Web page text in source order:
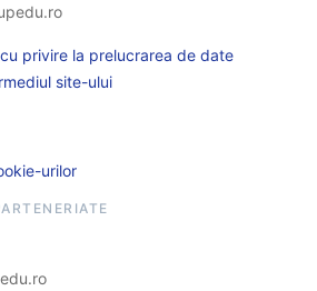
privire la prelucrarea de date
site-ului
urilor